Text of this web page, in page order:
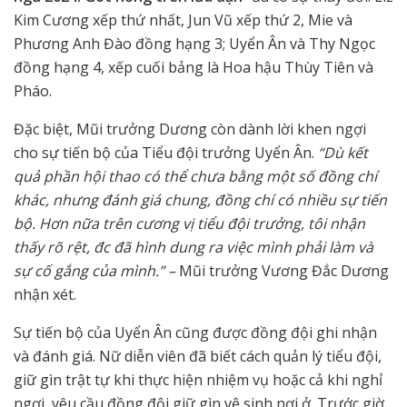
Kim Cương xếp thứ nhất, Jun Vũ xếp thứ 2, Mie và
Phương Anh Đào đồng hạng 3; Uyển Ân và Thy Ngọc
đồng hạng 4, xếp cuối bảng là Hoa hậu Thùy Tiên và
Pháo.
Đặc biệt, Mũi trưởng Dương còn dành lời khen ngợi
cho sự tiến bộ của Tiểu đội trưởng Uyển Ân. “Dù kết
quả phần hội thao có thể chưa bằng một số đồng chí
khác, nhưng đánh giá chung, đồng chí có nhiều sự tiến
bộ. Hơn nữa trên cương vị tiểu đội trưởng, tôi nhận
thấy rõ rệt, đc đã hình dung ra việc mình phải làm và
sự cố gắng của mình.” –Mũi trưởng Vương Đắc Dương
nhận xét.
Sự tiến bộ của Uyển Ân cũng được đồng đội ghi nhận
và đánh giá. Nữ diễn viên đã biết cách quản lý tiểu đội,
giữ gìn trật tự khi thực hiện nhiệm vụ hoặc cả khi nghỉ